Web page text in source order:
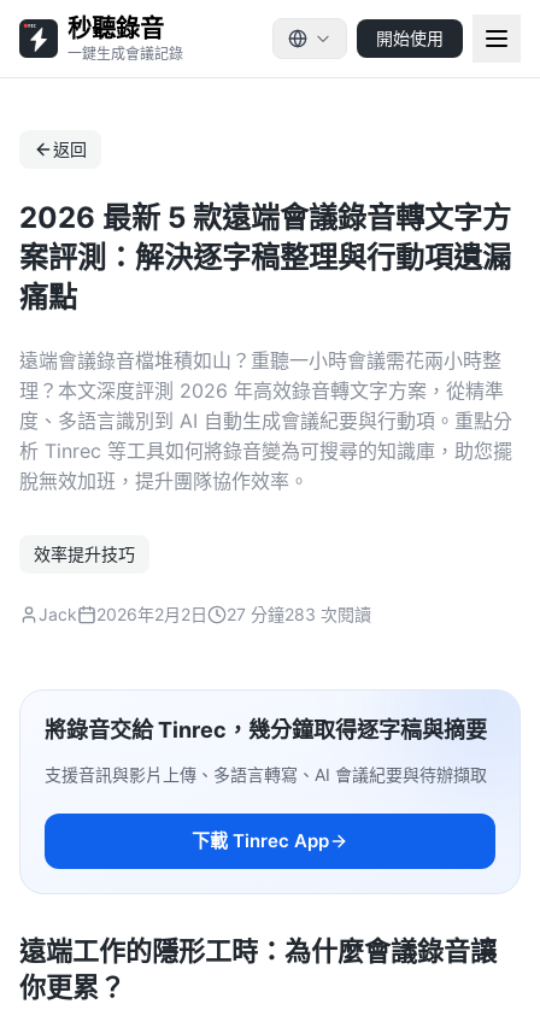
秒聽錄音
一鍵生成會議記錄
開始使用
返回
2026 最新 5 款遠端會議錄音轉文字方
案評測：解決逐字稿整理與行動項遺漏
痛點
遠端會議錄音檔堆積如山？重聽一小時會議需花兩小時整
理？本文深度評測 2026 年高效錄音轉文字方案，從精準
度、多語言識別到 AI 自動生成會議紀要與行動項。重點分
析 Tinrec 等工具如何將錄音變為可搜尋的知識庫，助您擺
脫無效加班，提升團隊協作效率。
效率提升技巧
Jack 2026年2月2日 27 分鐘283 次閱讀
將錄音交給 Tinrec，幾分鐘取得逐字稿與摘要
支援音訊與影片上傳、多語言轉寫、AI 會議紀要與待辦擷取
下載 Tinrec App
遠端工作的隱形工時：為什麼會議錄音讓
你更累？